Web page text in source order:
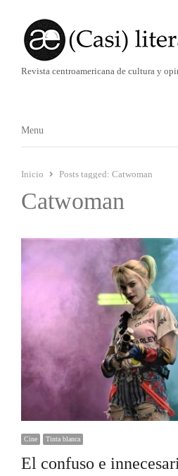
Revista centroamericana de cultura y
Menú
Menu
Inicio Posts tagged: Catwoman
Catwoman
Cine Tinta blanca
El confuso e